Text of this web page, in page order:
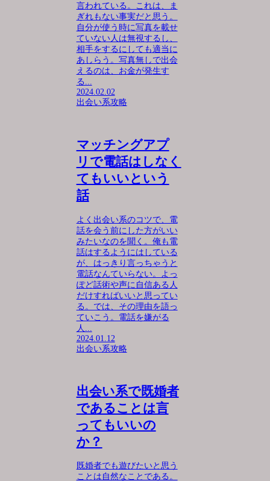
言われている。これは、ま
ぎれもない事実だと思う。
自分が使う時に写真を載せ
ていない人は無視するし、
相手をするにしても適当に
あしらう。写真無しで出会
えるのは、お金が発生す
る...
2024.02.02
出会い系攻略
マッチングアプ
リで電話はしなく
てもいいという
話
よく出会い系のコツで、電
話を会う前にした方がいい
みたいなのを聞く。俺も電
話はするようにはしている
が、はっきり言っちゃうと
電話なんていらない。よっ
ぽど話術や声に自信ある人
だけすればいいと思ってい
る。では、その理由を語っ
ていこう。電話を嫌がる
人...
2024.01.12
出会い系攻略
出会い系で既婚者
であることは言
ってもいいの
か？
既婚者でも遊びたいと思う
ことは自然なことである。